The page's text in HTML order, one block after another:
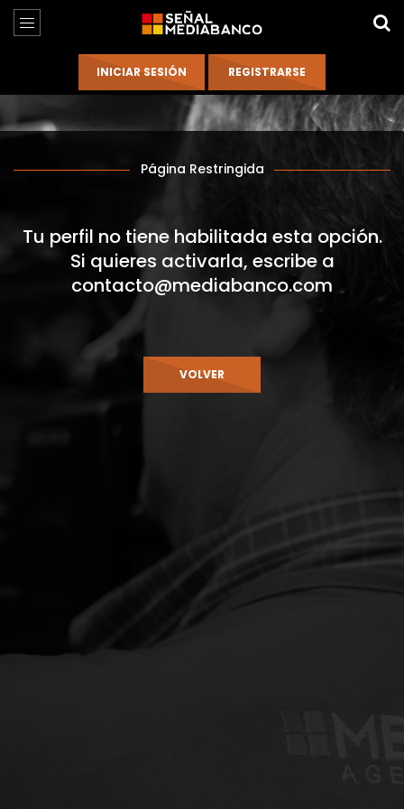
Página Restringida
Tu perfil no tiene habilitada esta opción.
Si quieres activarla, escribe a
contacto@mediabanco.com